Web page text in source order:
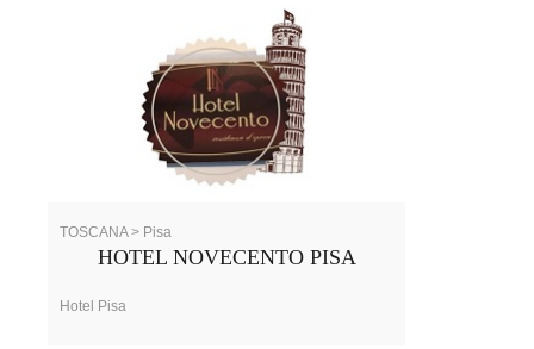
TOSCANA > Pisa
HOTEL NOVECENTO PISA
Hotel Pisa